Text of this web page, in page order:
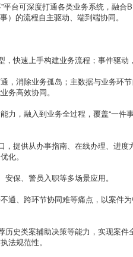
平台可深度打通各类业务系统，融合
的流程自主驱动、端到端协同。
，快速上手构建业务流程；事件驱
，消除业务孤岛；主数据与业务环
务高效协同。
力，融入到业务全过程，覆盖“一件
，提供从办事指南、在线办理、进
化。
保、警员入职等多场景应用。
通、跨环节协同难等痛点，以案件
史类案辅助决策等能力，实现案
法规范性。